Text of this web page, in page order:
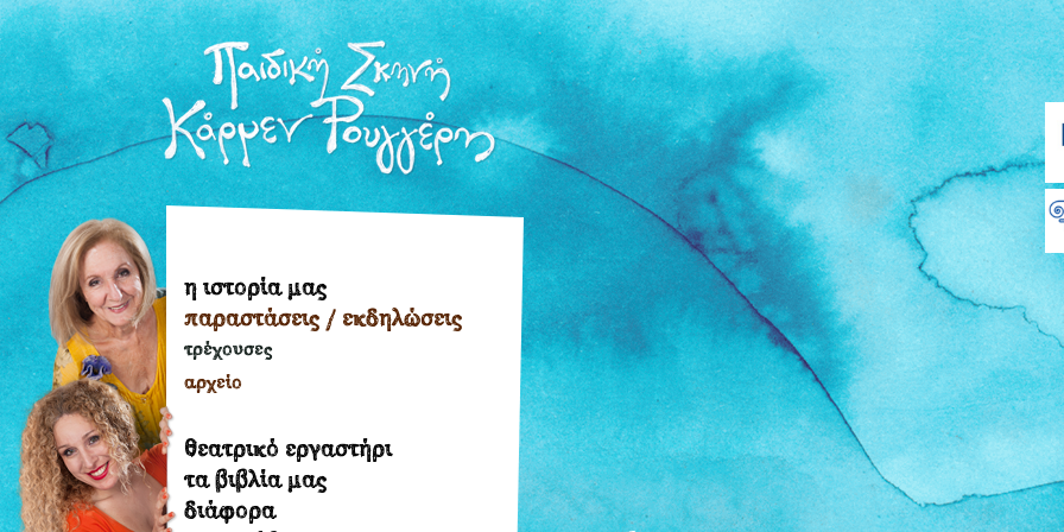
η ιστορία μας
παραστάσεις / εκδηλώσεις
τρέχουσες
αρχείο
θεατρικό εργαστήρι
τα βιβλία μας
διάφορα
η
ιστορία
μας
παραστάσεις
/
εκδηλώσεις
τρέχουσες
αρχείο